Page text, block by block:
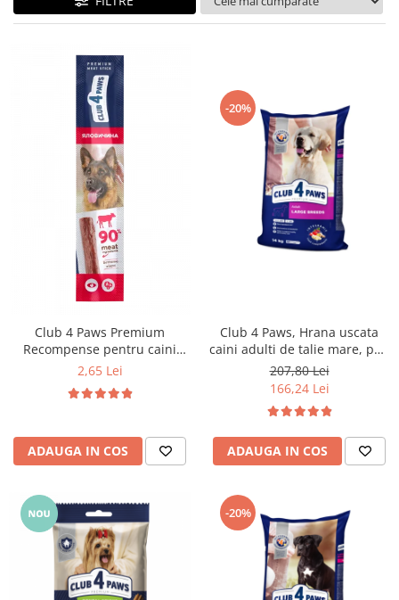
Club 4 Paws Premium
Recompense pentru caini
stick cu vita, 12g
2,65 Lei
ADAUGA IN COS
-20%
Club 4 Paws, Hrana uscata
caini adulti de talie mare, pui,
14kg
207,80 Lei
166,24 Lei
ADAUGA IN COS
-20%